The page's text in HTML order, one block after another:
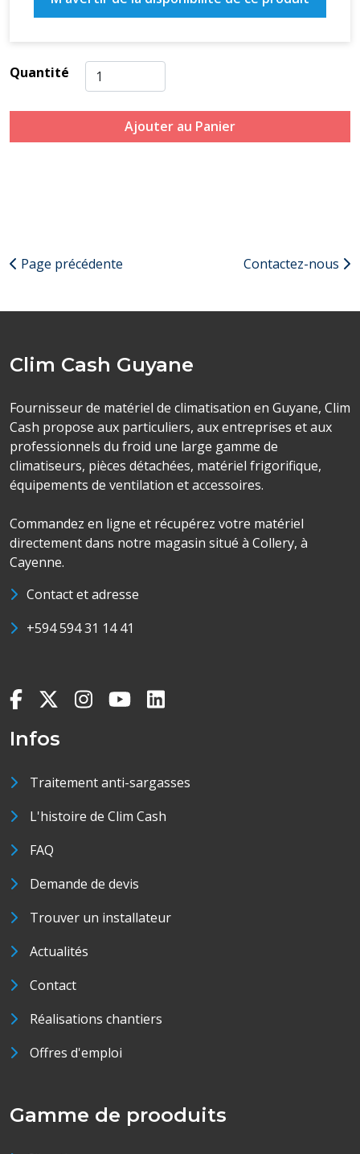
Quantité
Ajouter au Panier
Page précédente Contactez-nous
Clim Cash Guyane
Fournisseur de matériel de climatisation en Guyane, Clim
Cash propose aux particuliers, aux entreprises et aux
professionnels du froid une large gamme de
climatiseurs, pièces détachées, matériel frigorifique,
équipements de ventilation et accessoires.
Commandez en ligne et récupérez votre matériel
directement dans notre magasin situé à Collery, à
Cayenne.
Contact et adresse
+594 594 31 14 41
Infos
Traitement anti-sargasses
L'histoire de Clim Cash
FAQ
Demande de devis
Trouver un installateur
Actualités
Contact
Réalisations chantiers
Offres d'emploi
Gamme de prooduits